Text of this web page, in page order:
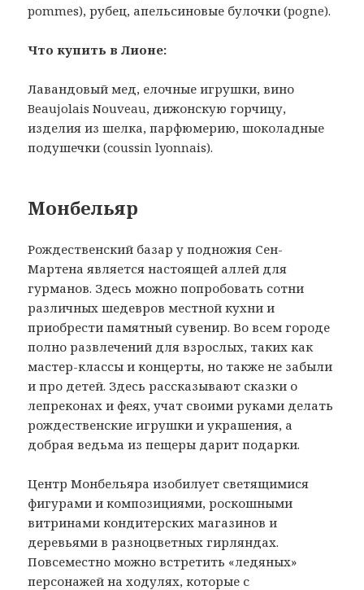
pommes), рубец, апельсиновые булочки (pogne).
Что купить в Лионе:
Лавандовый мед, елочные игрушки, вино
Beaujolais Nouveau, дижонскую горчицу,
изделия из шелка, парфюмерию, шоколадные
подушечки (coussin lyonnais).
Монбельяр
Рождественский базар у подножия Сен-
Мартена является настоящей аллей для
гурманов. Здесь можно попробовать сотни
различных шедевров местной кухни и
приобрести памятный сувенир. Во всем городе
полно развлечений для взрослых, таких как
мастер-классы и концерты, но также не забыли
и про детей. Здесь рассказывают сказки о
лепреконах и феях, учат своими руками делать
рождественские игрушки и украшения, а
добрая ведьма из пещеры дарит подарки.
Центр Монбельяра изобилует светящимися
фигурами и композициями, роскошными
витринами кондитерских магазинов и
деревьями в разноцветных гирляндах.
Повсеместно можно встретить «ледяных»
персонажей на ходулях, которые с